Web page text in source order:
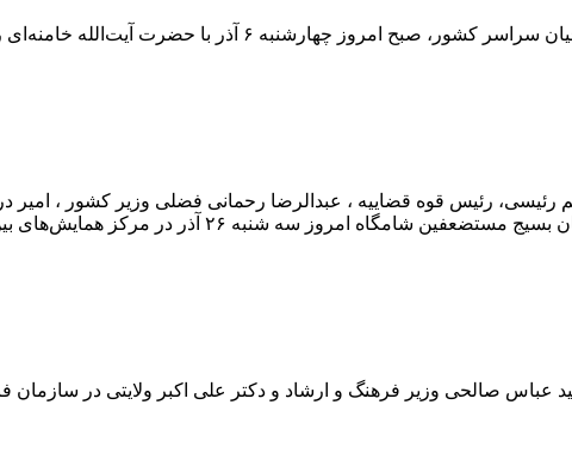
آیت‌الله خامنه‌ای رهبر معظم انقلاب اسلامی دیدار کردند.
رئیس قوه قضاییه ، عبدالرضا رحمانی فضلی وزیر کشور ، امیر
شنبه ۲۶ آذر در مرکز همایش‌های بین‌المللی صداوسیما […]